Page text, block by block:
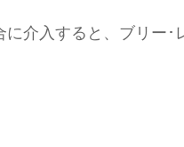
介入すると、ブリー･